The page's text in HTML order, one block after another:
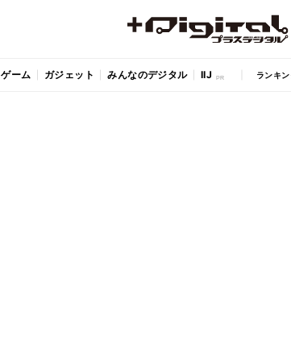
ゲーム ガジェット みんなのデジタル IIJ ランキ